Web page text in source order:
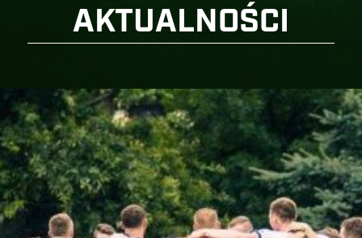
AKTUALNOŚCI